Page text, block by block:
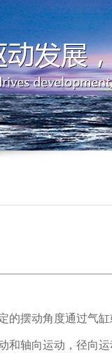
的摆动角度通过气
和轴向运动，径向